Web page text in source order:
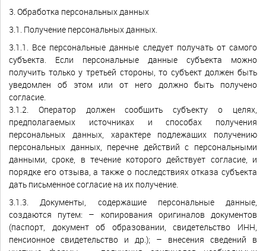
3. Обработка персональных данных
3.1. Получение персональных данных.
3.1.1. Все персональные данные следует получать от самого
субъекта. Если персональные данные субъекта можно
получить только у третьей стороны, то субъект должен быть
уведомлен об этом или от него должно быть получено
согласие.
3.1.2. Оператор должен сообщить субъекту о целях,
предполагаемых источниках и способах получения
персональных данных, характере подлежащих получению
персональных данных, перечне действий с персональными
данными, сроке, в течение которого действует согласие, и
порядке его отзыва, а также о последствиях отказа субъекта
дать письменное согласие на их получение.
3.1.3. Документы, содержащие персональные данные,
создаются путем: – копирования оригиналов документов
(паспорт, документ об образовании, свидетельство ИНН,
пенсионное свидетельство и др.); – внесения сведений в